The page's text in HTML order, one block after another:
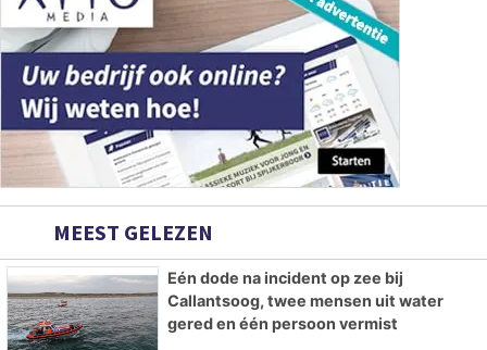
MEEST GELEZEN
Eén dode na incident op zee bij
Callantsoog, twee mensen uit water
gered en één persoon vermist